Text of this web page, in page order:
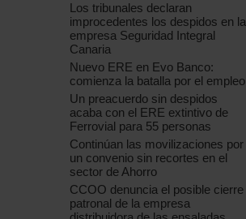
Los tribunales declaran
improcedentes los despidos en la
empresa Seguridad Integral
Canaria
Nuevo ERE en Evo Banco:
comienza la batalla por el empleo
Un preacuerdo sin despidos
acaba con el ERE extintivo de
Ferrovial para 55 personas
Continúan las movilizaciones por
un convenio sin recortes en el
sector de Ahorro
CCOO denuncia el posible cierre
patronal de la empresa